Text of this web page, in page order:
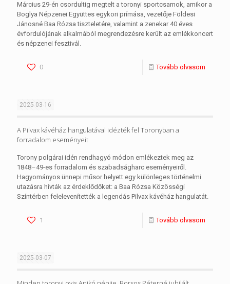
Március 29-én csordultig megtelt a toronyi sportcsarnok, amikor a
Boglya Népzenei Együttes egykori prímása, vezetője Földesi
Jánosné Baa Rózsa tiszteletére, valamint a zenekar 40 éves
évfordulójának alkalmából megrendezésre került az emlékkoncert
és népzenei fesztivál.
0 Tovább olvasom
2025-03-16
A Pilvax kávéház hangulatával idézték fel Toronyban a
forradalom eseményeit
Torony polgárai idén rendhagyó módon emlékeztek meg az
1848–49-es forradalom és szabadságharc eseményeiről.
Hagyományos ünnepi műsor helyett egy különleges történelmi
utazásra hívták az érdeklődőket: a Baa Rózsa Közösségi
Színtérben felelevenítették a legendás Pilvax kávéház hangulatát.
1 Tovább olvasom
2025-03-07